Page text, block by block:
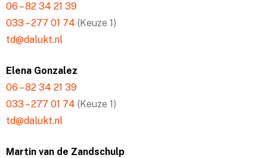
06 – 82 34 21 39
033 – 277 01 74 (Keuze 1)
td@dalukt.nl
Elena Gonzalez
06 – 82 34 21 39
033 – 277 01 74 (Keuze 1)
td@dalukt.nl
Martin van de Zandschulp